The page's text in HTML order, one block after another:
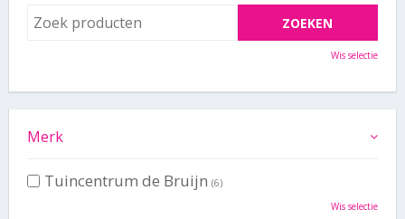
Wis selectie
Merk
Tuincentrum de Bruijn (6)
Wis selectie